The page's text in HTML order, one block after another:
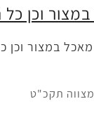
וכן
במצור וכן
תקכ"ט